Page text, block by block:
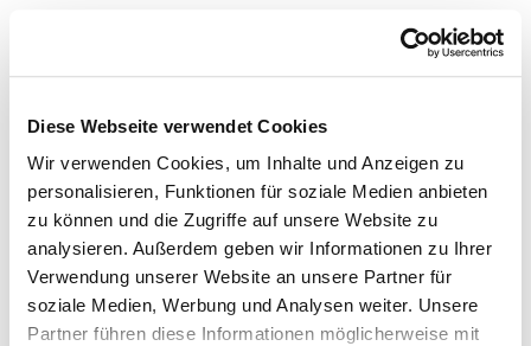
Diese Webseite verwendet Cookies
Wir verwenden Cookies, um Inhalte und Anzeigen zu
personalisieren, Funktionen für soziale Medien anbieten
zu können und die Zugriffe auf unsere Website zu
analysieren. Außerdem geben wir Informationen zu Ihrer
Verwendung unserer Website an unsere Partner für
soziale Medien, Werbung und Analysen weiter. Unsere
Partner führen diese Informationen möglicherweise mit